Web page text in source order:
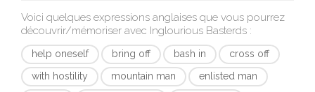
Voici quelques expressions anglaises que vous pourrez
découvrir/mémoriser avec Inglourious Basterds :
help oneself bring off bash in
cross off
with hostility
mountain man
enlisted man